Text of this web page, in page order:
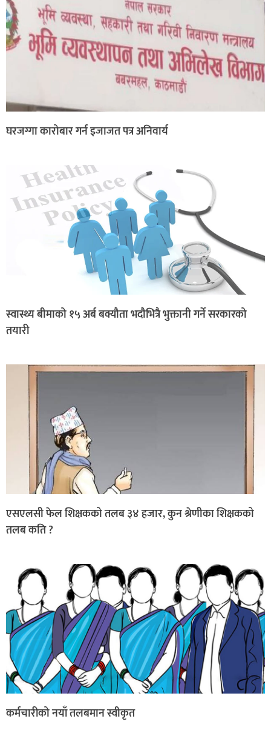
घरजग्गा कारोबार गर्न इजाजत पत्र अनिवार्य
स्वास्थ्य बीमाको १५ अर्ब बक्यौता भदौभित्रै भुक्तानी गर्ने सरकारको
तयारी
एसएलसी फेल शिक्षकको तलब ३४ हजार, कुन श्रेणीका शिक्षकको
तलब कति ?
कर्मचारीको नयाँ तलबमान स्वीकृत